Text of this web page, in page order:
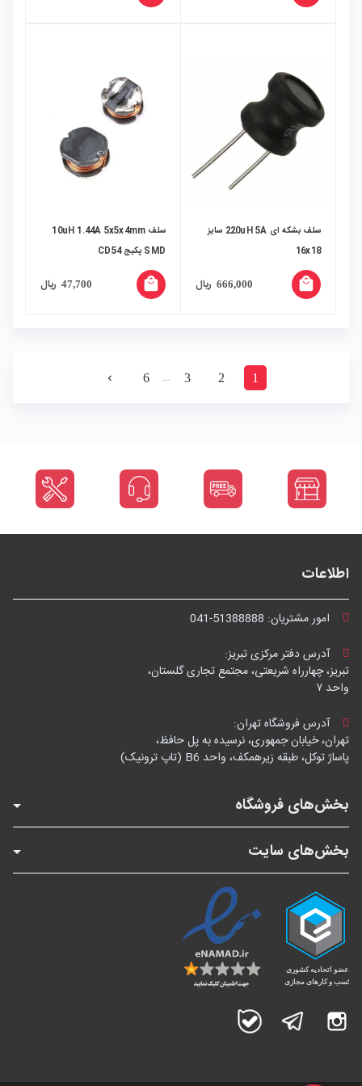
سلف بشکه ای 220uH 5A سایز
16x18
666,000 ریال local_mall
سلف 10uH 1.44A 5x5x4mm
SMD پکیج CD54
47,700 ریال local_mall
1
2
3
…
6
navigate_next
اطلاعات
امور مشتریان: 041-51388888
آدرس دفتر مرکزی تبریز:
تبریز، چهارراه شریعتی، مجتمع تجاری گلستان،
واحد ۷
آدرس فروشگاه تهران:
تهران، خیابان جمهوری، نرسیده به پل حافظ،
پاساژ توکل، طبقه زیرهمکف، واحد B6 (تاپ ترونیک)
بخش‌های فروشگاه
بخش‌های سایت
اینستاگرام تلگرام